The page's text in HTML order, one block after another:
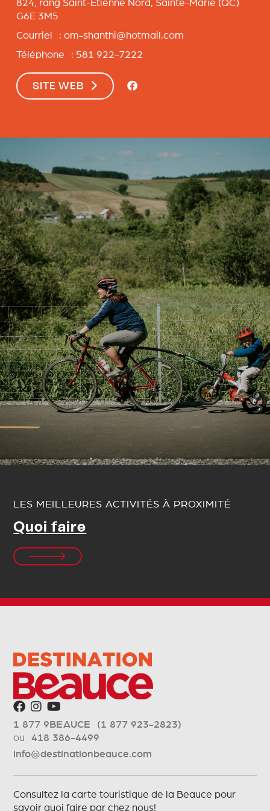
824, rang Saint-Étienne Nord, Sainte-Marie (QC)
G6E 3M5
Courriel : om-shanthi@hotmail.com
Téléphone : 581 922-7222
SITE WEB
LES MEILLEURES ACTIVITÉS À PROXIMITÉ
Quoi faire
1 877 9BEAUCE (1 877 923-2823)
ou418 386-4499
info@destinationbeauce.com
Consultez la carte touristique de la Beauce pour
savoir quoi faire par chez nous!